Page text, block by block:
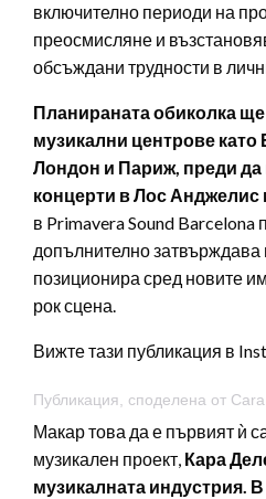
включително периоди на
преосмисляне и
обсъждани трудности в
Планираната обиколка
музикални центрове
Лондон и Париж, преди
концерти в Лос
в Primavera Sound Barcelona
допълнително
позиционира сред новите
рок сцена.
Вижте тази публикация в
Макар това да е първият ѝ
музикален проект, Кара
музикалната индустрия.